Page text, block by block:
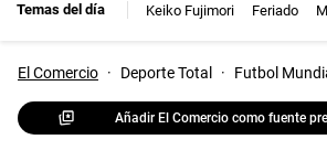
Temas del día Keiko Fujimori Feriado
El Comercio · Deporte Total · Futbol
Añadir El Comercio como fuente